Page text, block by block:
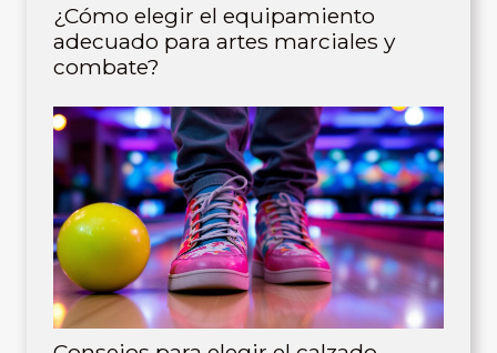
¿Cómo elegir el equipamiento
adecuado para artes marciales y
combate?